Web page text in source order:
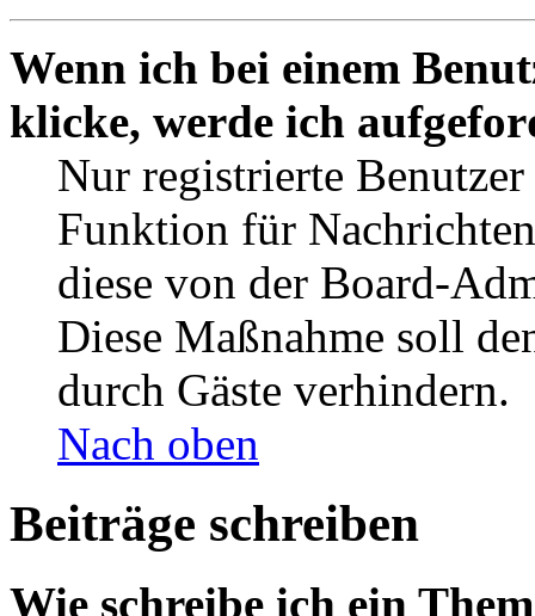
Wenn ich bei einem
klicke, werde ich
Nur registrierte
Funktion für
diese von der Board-
Diese Maßnahme soll
durch Gäste verhindern.
Nach oben
Beiträge schreiben
Wie schreibe ich ein